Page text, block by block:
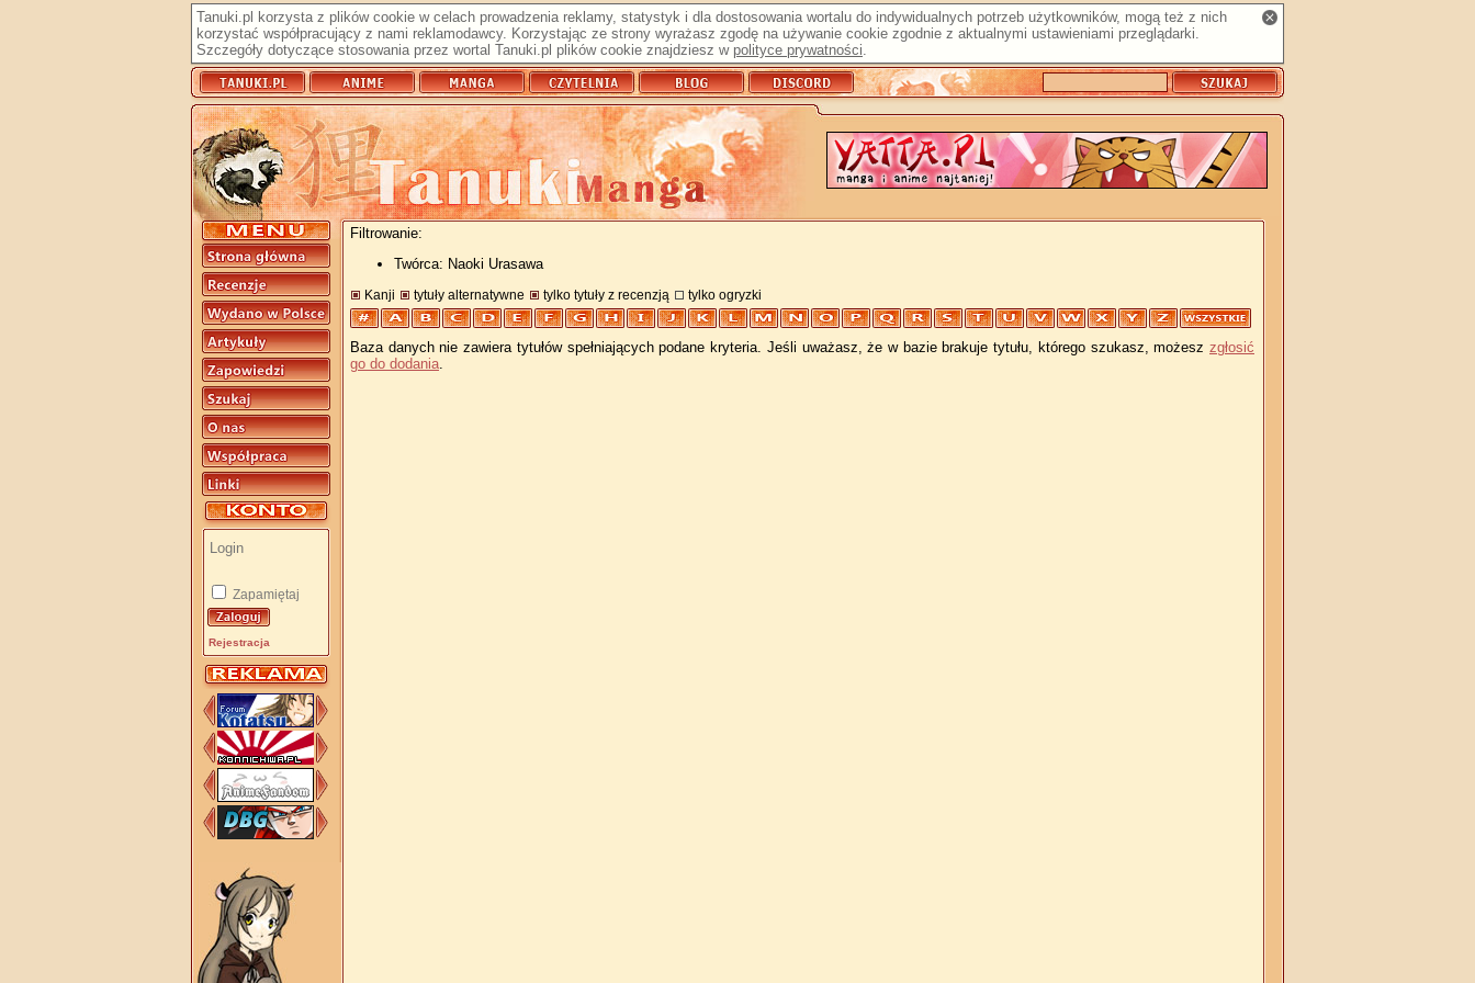
Tanuki.pl korzysta z plików cookie w celach prowadzenia reklamy, statystyk i dla dostosowania wortalu do indywidualnych potrzeb użytkowników, mogą też z nich
korzystać współpracujący z nami reklamodawcy. Korzystając ze strony wyrażasz zgodę na używanie cookie zgodnie z aktualnymi ustawieniami przeglądarki.
Szczegóły dotyczące stosowania przez wortal Tanuki.pl plików cookie znajdziesz w polityce prywatności.
Zapamiętaj
Rejestracja
Filtrowanie:
Twórca: Naoki Urasawa
Kanji tytuły alternatywne tylko tytuły z recenzją tylko ogryzki
Baza danych nie zawiera tytułów spełniających podane kryteria. Jeśli uważasz, że w bazie brakuje tytułu, którego szukasz, możesz zgłosić
go do dodania.